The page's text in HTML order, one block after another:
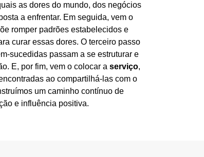
as dores do mundo, dos negócios
a enfrentar. Em seguida, vem o
romper padrões estabelecidos e
curar essas dores. O terceiro passo
sucedidas passam a se estruturar e
E, por fim, vem o colocar a serviço,
ao compartilhá-las com o
um caminho contínuo de
e influência positiva.